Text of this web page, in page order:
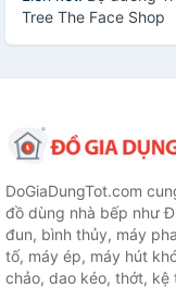
Tree The Face Shop
DoGiaDungTot.com
đồ dùng nhà bếp như
đun, bình thủy, máy
tố, máy ép, máy hút
chảo, dao kéo, thớt,